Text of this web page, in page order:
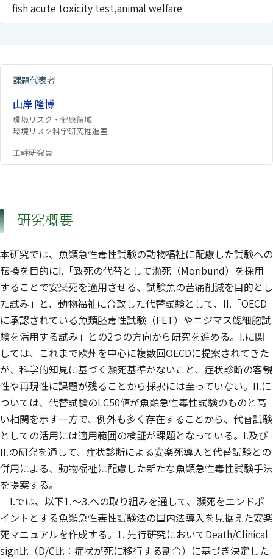
fish acute toxicity test,animal welfare
課題代表者
山岸 隆博
環境リスク・健康領域
環境リスク科学研究推進室
主幹研究員
研究概要
本研究では、魚類急性毒性試験の動物福祉に配慮した試験への
転換を目的にI.「致死の代替として瀕死（Moribund）を採用
することで安楽死を適用させる、試験魚の苦痛削減を目的とし
た試み」と、動物福祉に合致した代替試験として、II.「OECD
に承認されている魚類胚毒性試験（FET）やニジマス鰓細胞試
験を活用する試み」との2つの方向から研究を進める。I.に関
しては、これまで欧州を中心に複数回OECDに提案されてきた
が、科学的知見に基づく瀕死基準がないこと、症状診断の客観
性や再現性に課題が残ることから採択には至っていない。II.に
ついては、代替試験のLC50値が魚類急性毒性試験のものと高
い相関を示す一方で、例外も多く存在することから、代替試験
としての活用には適用範囲の検証が課題となっている。I.及び
II.の研究を通して、症状診断による安楽死導入と代替試験との
併用による、動物福祉に配慮した新たな魚類急性毒性試験手法
を提案する。
I.では、以下1.〜3.への取り組みを通して、瀕死をエンドポ
イントとする魚類急性毒性試験法の国内法導入を見据えた安楽
死マニュアルを作成する。1. 先行研究においてDeath/Clinical
sign比（D/C比：症状が死に移行する割合）に基づき決定した